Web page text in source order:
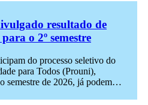
resultado de
o 2º semestre
do processo seletivo do
para Todos (Prouni),
semestre de 2026, já podem…